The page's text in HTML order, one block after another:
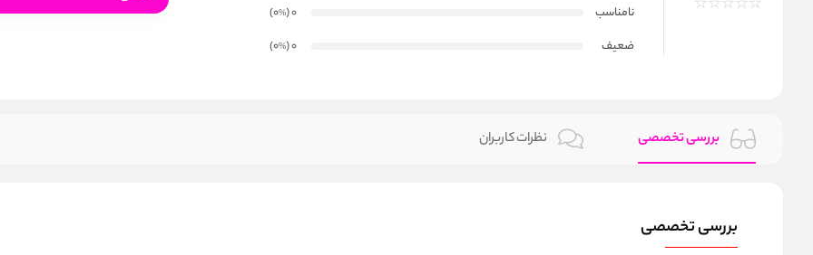
نامناسب
0
(0
%
)
ضعیف
0
(0
%
)
بررسی تخصصی نظرات کاربران
بررسی تخصصی